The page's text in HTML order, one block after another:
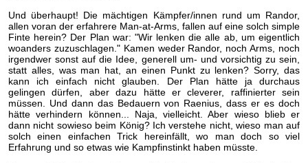
Und überhaupt! Die mächtigen Kämpfer/innen rund um Randor,
allen voran der erfahrere Man-at-Arms, fallen auf eine solch simple
Finte herein? Der Plan war: "Wir lenken die alle ab, um eigentlich
woanders zuzuschlagen." Kamen weder Randor, noch Arms, noch
irgendwer sonst auf die Idee, generell um- und vorsichtig zu sein,
statt alles, was man hat, an einen Punkt zu lenken? Sorry, das
kann ich einfach nicht glauben. Der Plan hätte ja durchaus
gelingen dürfen, aber dazu hätte er cleverer, raffinierter sein
müssen. Und dann das Bedauern von Raenius, dass er es doch
hätte verhindern können... Naja, vielleicht. Aber wieso blieb er
dann nicht sowieso beim König? Ich verstehe nicht, wieso man auf
solch einen einfachen Trick hereinfällt, wo man doch so viel
Erfahrung und so etwas wie Kampfinstinkt haben müsste.